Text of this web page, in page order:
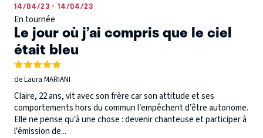
14/04/23 - 14/04/23
En tournée
Le jour où j’ai compris que le ciel
était bleu
de Laura MARIANI
Claire, 22 ans, vit avec son frère car son attitude et ses
comportements hors du commun l’empêchent d’être autonome.
Elle ne pense qu’à une chose : devenir chanteuse et participer à
l’émission de...